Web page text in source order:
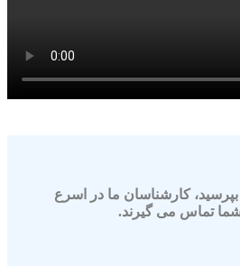
بپرسید، کارشناسان ما در اسرع
تماس می گیرند.